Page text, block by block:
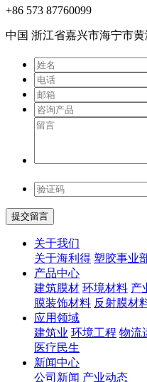
+86 573 87760099
中国 浙江省嘉兴市海宁市
关于我们
关于海利得 塑胶事业
产品中心
建筑膜材 环境材料 产
膜装饰材料 反射膜材
应用领域
建筑业 环境工程 物流
医疗民生
新闻中心
公司新闻 产业动态